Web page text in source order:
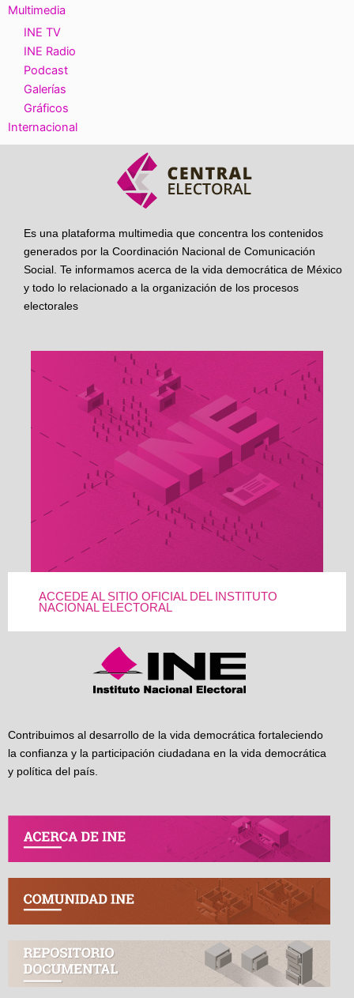
Multimedia
INE TV
INE Radio
Podcast
Galerías
Gráficos
Internacional
Es una plataforma multimedia que concentra los contenidos
generados por la Coordinación Nacional de Comunicación
Social. Te informamos acerca de la vida democrática de México
y todo lo relacionado a la organización de los procesos
electorales
ACCEDE AL SITIO OFICIAL DEL INSTITUTO
NACIONAL ELECTORAL
Contribuimos al desarrollo de la vida democrática fortaleciendo
la confianza y la participación ciudadana en la vida democrática
y política del país.